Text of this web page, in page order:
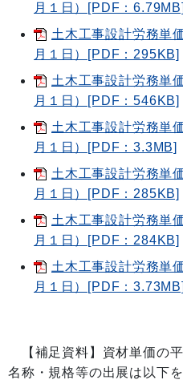
月１日）[PDF：6.79MB]
土木工事設計労務単
月１日）[PDF：295KB]
土木工事設計労務単
月１日）[PDF：546KB]
土木工事設計労務単
月１日）[PDF：3.3MB]
土木工事設計労務単
月１日）[PDF：285KB]
土木工事設計労務単
月１日）[PDF：284KB]
土木工事設計労務単
月１日）[PDF：3.73MB]
【補足資料】資材単価の
名称・規格等の出展は以下